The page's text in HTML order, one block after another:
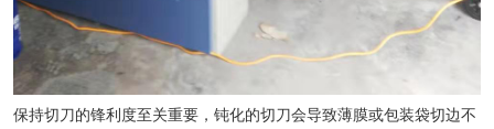
保持切刀的锋利度至关重要，钝化的切刀会导致薄膜或包装袋切边不